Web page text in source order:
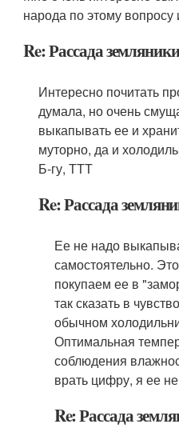
народа по этому
Re: Рассада
Интересно почитать
думала, но очень
выкапывать ее и
муторно, да и
Б-гу, ТТТ
Re: Рассада
Ее не надо
самостоятельно.
покупаем ее в
так сказать в
обычном
Оптимальная
соблюдения
врать цифру, я ее
Re: Рассада